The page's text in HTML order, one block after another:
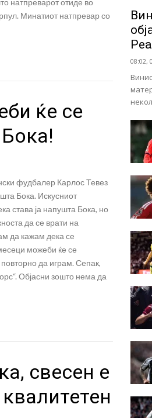
Минатиот натпревар со
ќе се
фудбалер Карлос Тевез
Бока. Искусниот
става ја напушта Бока, но
да се врати на
да кажам дека се
можеби ќе се
да играм. Сепак,
Објасни зошто нема да
свесен е
08:02,